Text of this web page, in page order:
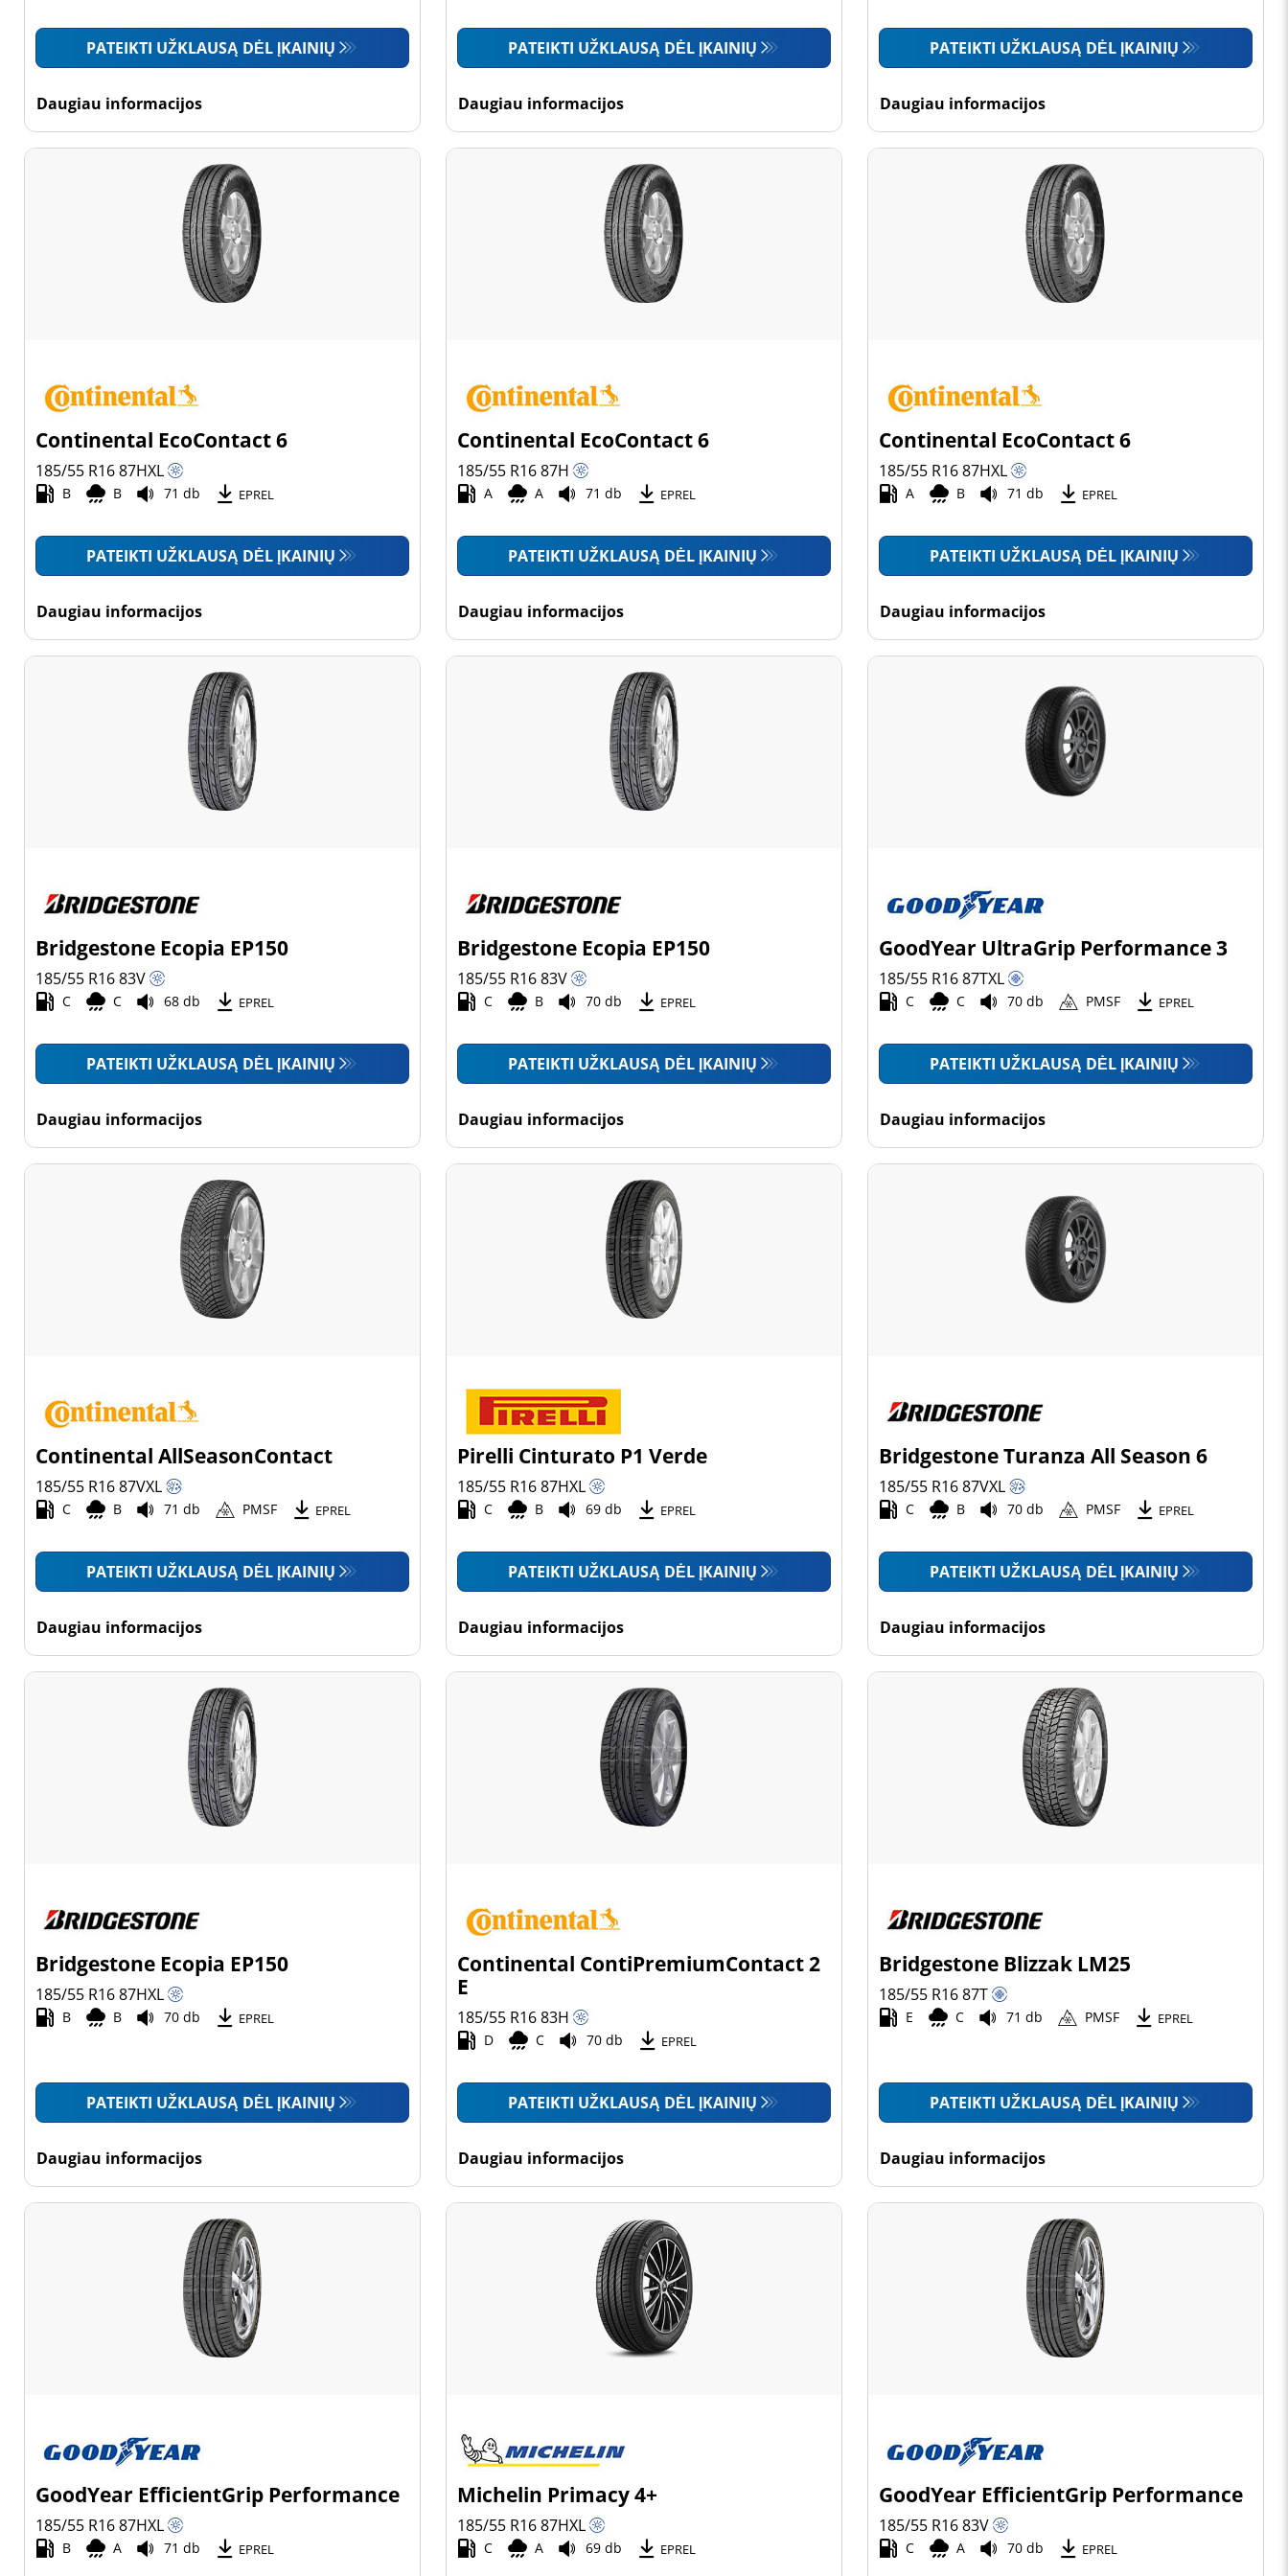
Mažas sunkvežimis
(0)
Padanga sustiprintomis
sustiprintomis
Daugiau
parinkčių
PATEIKTI UŽKLAUSĄ DĖL ĮKAINIŲ
Daugiau informacijos
PATEIKTI UŽKLAUSĄ DĖL ĮKAINIŲ
Daugiau informacijos
PATEIKTI UŽKLAUSĄ DĖL ĮKAINIŲ
Daugiau informacijos
Continental EcoContact 6
185/55 R1687HXL
B B 71 db EPREL
PATEIKTI UŽKLAUSĄ DĖL ĮKAINIŲ
Daugiau informacijos
Continental EcoContact 6
185/55 R1687H
A A 71 db EPREL
PATEIKTI UŽKLAUSĄ DĖL ĮKAINIŲ
Daugiau informacijos
Continental EcoContact 6
185/55 R1687HXL
A B 71 db EPREL
PATEIKTI UŽKLAUSĄ DĖL ĮKAINIŲ
Daugiau informacijos
Bridgestone Ecopia EP150
185/55 R1683V
C C 68 db EPREL
PATEIKTI UŽKLAUSĄ DĖL ĮKAINIŲ
Daugiau informacijos
Bridgestone Ecopia EP150
185/55 R1683V
C B 70 db EPREL
PATEIKTI UŽKLAUSĄ DĖL ĮKAINIŲ
Daugiau informacijos
GoodYear UltraGrip Performance 3
185/55 R1687TXL
C C 70 db PMSF EPREL
PATEIKTI UŽKLAUSĄ DĖL ĮKAINIŲ
Daugiau informacijos
Continental AllSeasonContact
185/55 R1687VXL
C B 71 db PMSF EPREL
PATEIKTI UŽKLAUSĄ DĖL ĮKAINIŲ
Daugiau informacijos
Pirelli Cinturato P1 Verde
185/55 R1687HXL
C B 69 db EPREL
PATEIKTI UŽKLAUSĄ DĖL ĮKAINIŲ
Daugiau informacijos
Bridgestone Turanza All Season 6
185/55 R1687VXL
C B 70 db PMSF EPREL
PATEIKTI UŽKLAUSĄ DĖL ĮKAINIŲ
Daugiau informacijos
Bridgestone Ecopia EP150
185/55 R1687HXL
B B 70 db EPREL
PATEIKTI UŽKLAUSĄ DĖL ĮKAINIŲ
Daugiau informacijos
Continental ContiPremiumContact 2
E
185/55 R1683H
D C 70 db EPREL
PATEIKTI UŽKLAUSĄ DĖL ĮKAINIŲ
Daugiau informacijos
Bridgestone Blizzak LM25
185/55 R1687T
E C 71 db PMSF EPREL
PATEIKTI UŽKLAUSĄ DĖL ĮKAINIŲ
Daugiau informacijos
GoodYear EfficientGrip Performance
185/55 R1687HXL
B A 71 db EPREL
Michelin Primacy 4+
185/55 R1687HXL
C A 69 db EPREL
GoodYear EfficientGrip Performance
185/55 R1683V
C A 70 db EPREL